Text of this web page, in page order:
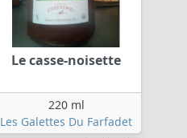
Le casse-noisette
220 ml
Les Galettes Du Farfadet